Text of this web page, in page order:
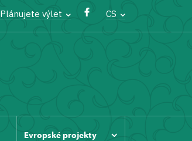
Plánujete výlet CS
Evropské projekty